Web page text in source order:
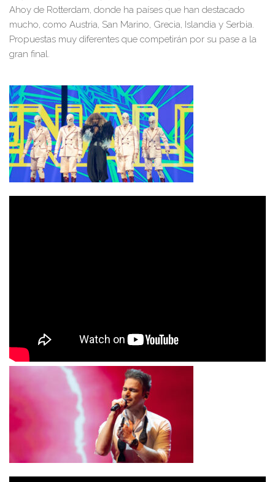
Ahoy de Rotterdam, donde ha países que han destacado
mucho, como Austria, San Marino, Grecia, Islandia y Serbia.
Propuestas muy diferentes que competirán por su pase a la
gran final.